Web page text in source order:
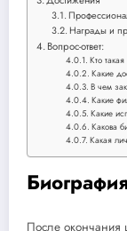
Награды и
Вопрос-ответ:
Кто
Какие
В чем
Какие
Какие
Какова
Какая
После окончания